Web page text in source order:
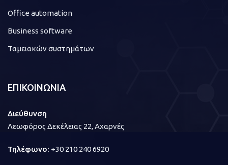
Office automation
Business software
Ταμειακών συστημάτων
ΕΠΙΚΟΙΝΩΝΙΑ
Διεύθυνση
Λεωφόρος Δεκέλειας 22, Αχαρνές
Τηλέφωνο: +30 210 240 6920